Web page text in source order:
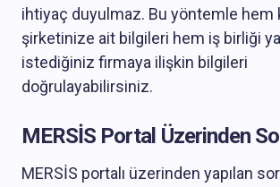
ihtiyaç duyulmaz. Bu yöntemle hem
şirketinize ait bilgileri hem iş birliği
istediğiniz firmaya ilişkin bilgileri
doğrulayabilirsiniz.
MERSİS Portal Üzerinden
MERSİS portalı üzerinden yapılan